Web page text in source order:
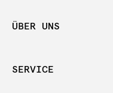
ÜBER UNS
SERVICE